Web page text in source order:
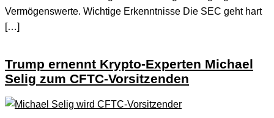
Vermögenswerte. Wichtige Erkenntnisse Die SEC geht hart
[…]
Trump ernennt Krypto-Experten Michael
Selig zum CFTC-Vorsitzenden